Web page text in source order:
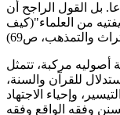
بل القول الراجح أن
من العلماء"(كيف
مركبة، تتمثل
للقرآن والسنة،
وإحياء الاجتهاد
وفقه الواقع وفقه